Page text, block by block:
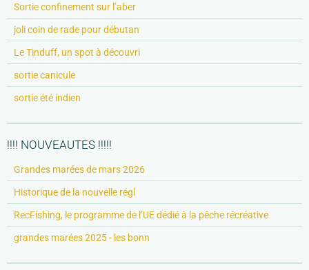
Sortie confinement sur l’aber
joli coin de rade pour débutan
Le Tinduff, un spot à découvri
sortie canicule
sortie été indien
!!!! NOUVEAUTES !!!!!
Grandes marées de mars 2026
Historique de la nouvelle régl
RecFishing, le programme de l’UE dédié à la pêche récréative
grandes marées 2025 - les bonn